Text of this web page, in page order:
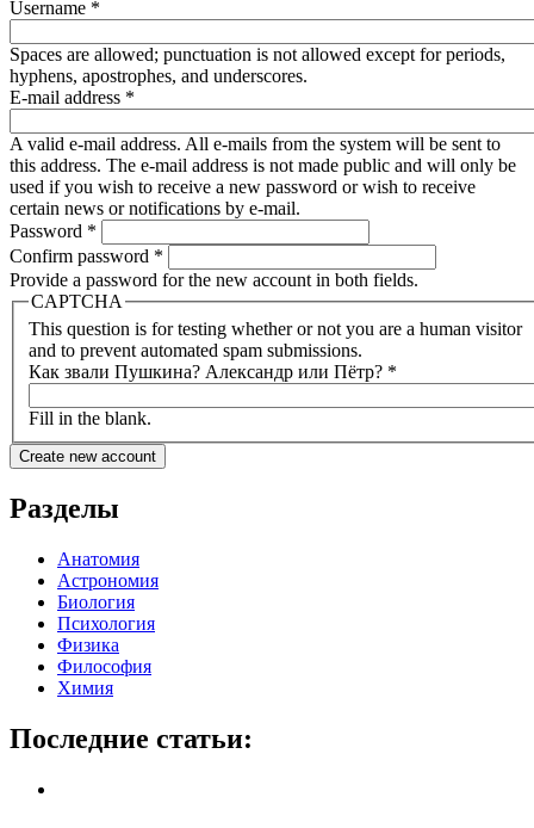
Username *
Spaces are allowed; punctuation is not allowed except for periods,
hyphens, apostrophes, and underscores.
E-mail address *
A valid e-mail address. All e-mails from the system will be sent to
this address. The e-mail address is not made public and will only be
used if you wish to receive a new password or wish to receive
certain news or notifications by e-mail.
Password *
Confirm password *
Provide a password for the new account in both fields.
CAPTCHA
This question is for testing whether or not you are a human visitor
and to prevent automated spam submissions.
Как звали Пушкина? Александр или Пётр? *
Fill in the blank.
Разделы
Анатомия
Астрономия
Биология
Психология
Физика
Философия
Химия
Последние статьи: